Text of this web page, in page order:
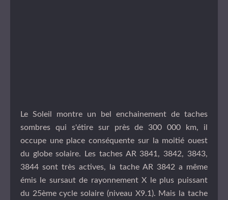
Le Soleil montre un bel enchainement de taches
sombres qui s'étire sur près de 300 000 km, il
occupe une place conséquente sur la moitié ouest
du globe solaire. Les taches AR 3841, 3842, 3843,
3844 sont très actives, la tache AR 3842 a même
émis le sursaut de rayonnement X le plus puissant
du 25ème cycle solaire (niveau X9.1). Mais la tache